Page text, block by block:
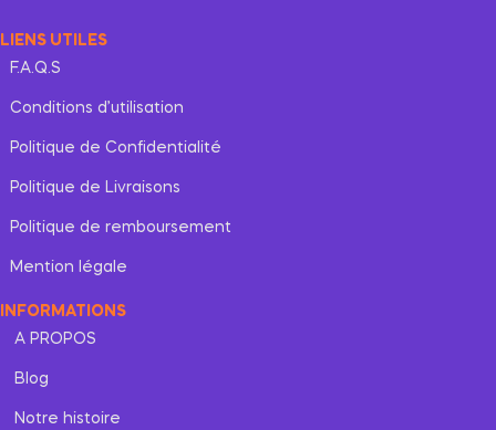
LIENS UTILES
F.A.Q.S
Conditions d’utilisation
Politique de Confidentialité
Politique de Livraisons
Politique de remboursement
Mention légale
INFORMATIONS
A PROPOS
Blog
Notre histoire